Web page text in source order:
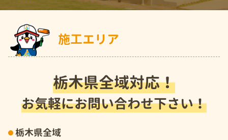
施工エリア
栃木県全域対応！
お気軽にお問い合わせ下さい！
栃木県全域